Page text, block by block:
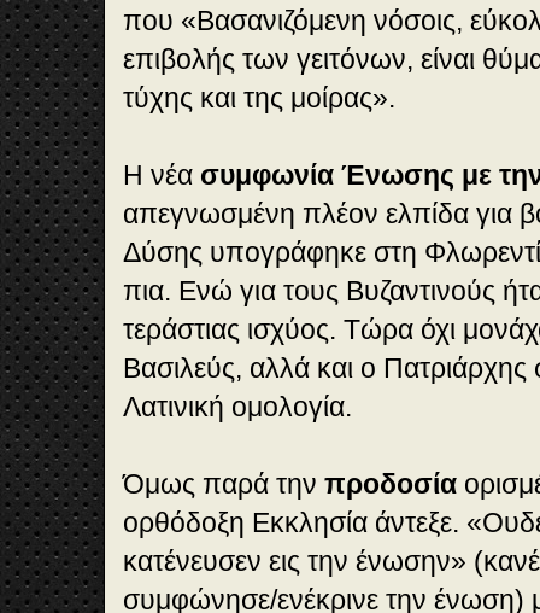
που «Βασανιζόμενη νόσοις,
επιβολής των γειτόνων, είναι
τύχης και της μοίρας».
Η νέα συμφωνία Ένωσης με
απεγνωσμένη πλέον ελπίδα για
Δύσης υπογράφηκε στη
πια. Ενώ για τους Βυζαντινούς
τεράστιας ισχύος. Τώρα όχι
Βασιλεύς, αλλά και ο Πατριάρχης
Λατινική ομολογία.
Όμως παρά την προδοσία
ορθόδοξη Εκκλησία άντεξε.
κατένευσεν εις την ένωσην»
συμφώνησε/ενέκρινε την ένωση)